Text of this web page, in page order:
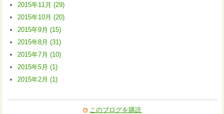
2015年11月 (29)
2015年10月 (20)
2015年9月 (15)
2015年8月 (31)
2015年7月 (10)
2015年5月 (1)
2015年2月 (1)
このブログを購読